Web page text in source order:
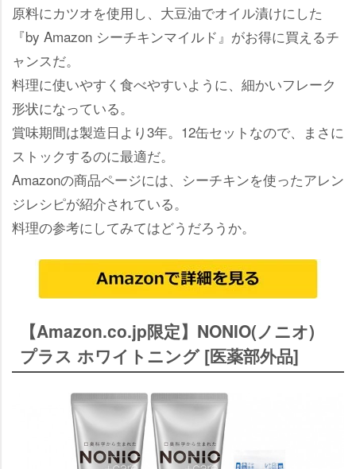
原料にカツオを使用し、大豆油でオイル漬けにした
『by Amazon シーチキンマイルド』がお得に買えるチ
ャンスだ。
料理に使いやすく食べやすいように、細かいフレーク
形状になっている。
賞味期間は製造日より3年。12缶セットなので、まさに
ストックするのに最適だ。
Amazonの商品ページには、シーチキンを使ったアレン
ジレシピが紹介されている。
料理の参考にしてみてはどうだろうか。
【Amazon.co.jp限定】NONIO(ノニオ)
プラス ホワイトニング [医薬部外品]